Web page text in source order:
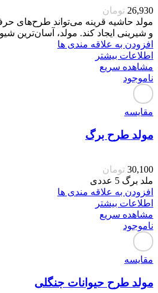
26,930 تومان
مولد حاشیه قرینه می‌تواند طرح‌های
و شیرینی ایجاد کند. مولد، آسان‌ترین
افزودن به علاقه مندی ها
اطلاعات بیشتر
مشاهده سریع
ناموجود
مقایسه
مولد طرح برگ
30,100 تومان
ملد برگ 5 عددی
افزودن به علاقه مندی ها
اطلاعات بیشتر
مشاهده سریع
ناموجود
مقایسه
مولد طرح حیوانات جنگلی